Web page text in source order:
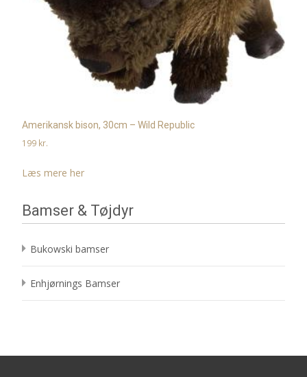
Amerikansk bison, 30cm – Wild Republic
199 kr.
Læs mere her
Bamser & Tøjdyr
Bukowski bamser
Enhjørnings Bamser